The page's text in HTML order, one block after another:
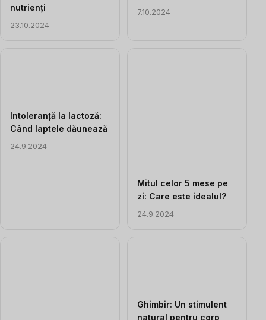
nutrienți
23.10.2024
7.10.2024
Intoleranță la lactoză:
Când laptele dăunează
24.9.2024
Mitul celor 5 mese pe
zi: Care este idealul?
24.9.2024
Ghimbir: Un stimulent
natural pentru corp